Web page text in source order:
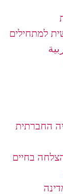
למתחילים
החברתית
בחיים